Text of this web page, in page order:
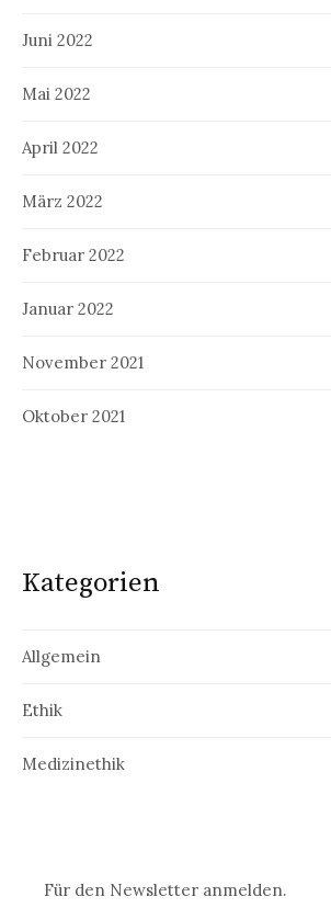
Juni 2022
Mai 2022
April 2022
März 2022
Februar 2022
Januar 2022
November 2021
Oktober 2021
Kategorien
Allgemein
Ethik
Medizinethik
Für den Newsletter anmelden.